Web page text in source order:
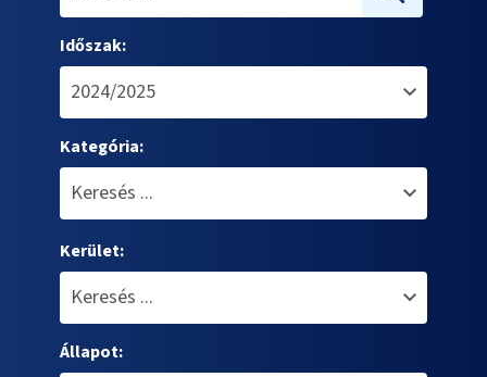
Időszak:
Kategória:
Kerület:
Állapot: